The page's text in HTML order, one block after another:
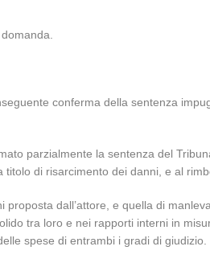
conferma della sentenza
parzialmente la sentenza del
di risarcimento dei danni, e al
dall’attore, e quella di
tra loro e nei rapporti interni in
spese di entrambi i gradi di giudizio.